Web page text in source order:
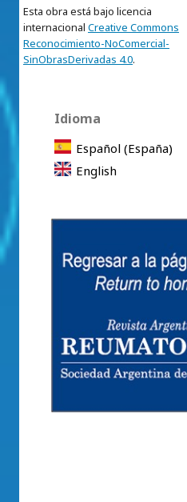
Esta obra está bajo licencia
internacional Creative Commons
Reconocimiento-NoComercial-
SinObrasDerivadas 4.0.
Idioma
Español (España)
English